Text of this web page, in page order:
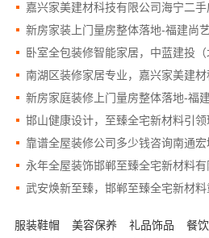
嘉兴家美建材科技有限公司海宁二
新房家庭装修上门量房整体落地-福
邯山健康设计，至臻全宅新材料引领
武安焕新至臻，邯郸至臻全宅新材
服装鞋帽 美容保养 礼品饰品 餐